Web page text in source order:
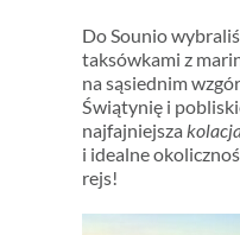
Do Sounio
taksówkami z
na sąsiednim
Świątynię i
najfajniejsza
i idealne
rejs!